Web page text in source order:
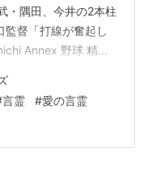
・隅田、今井の2本柱
監督「打線が奮起し
Annex 野球 精神
手のスタミナが切れ
打線は、それでも
摘させて頂いてい
ケでも何でもない
言霊 #愛の言霊